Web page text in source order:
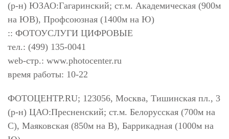
(р-н) ЮЗАО:Гагаринский; ст.м. Академическая (900м
на ЮВ), Профсоюзная (1400м на Ю)
:: ФОТОУСЛУГИ ЦИФРОВЫЕ
тел.: (499) 135-0041
web-стр.: www.photocenter.ru
время работы: 10-22
ФОТОЦЕНТР.RU; 123056, Москва, Тишинская пл., 3
(р-н) ЦАО:Пресненский; ст.м. Белорусская (700м на
С), Маяковская (850м на В), Баррикадная (1000м на